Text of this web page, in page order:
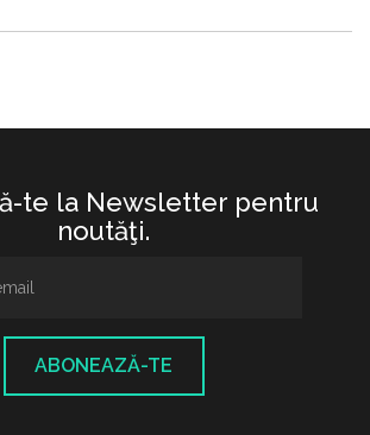
te la Newsletter pentru
noutăţi.
ABONEAZĂ-TE